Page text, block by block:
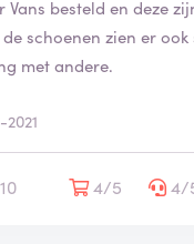
Vans besteld en deze
schoenen zien er
met andere.
4/5 4/